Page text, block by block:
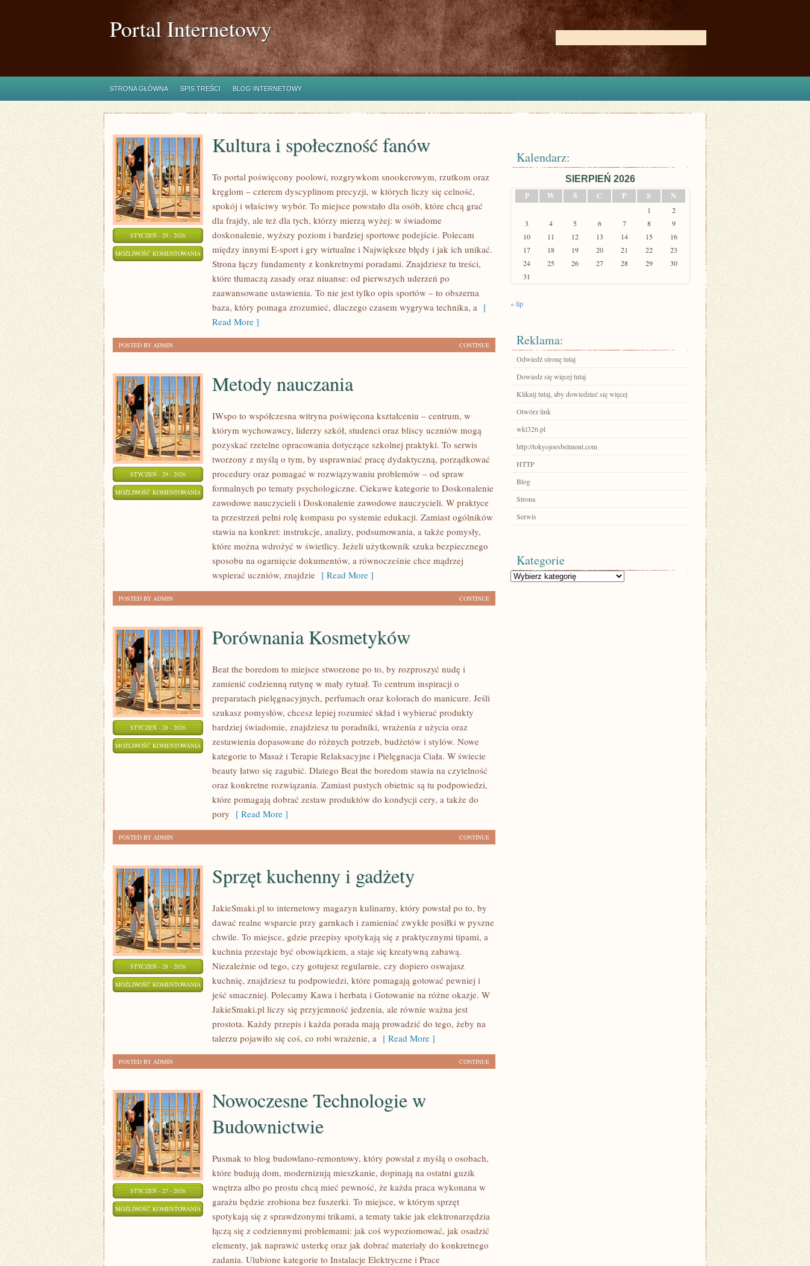
Portal Internetowy
STRONA GŁÓWNA SPIS TREŚCI BLOG INTERNETOWY
STYCZEŃ - 29 - 2026
MOŻLIWOŚĆ KOMENTOWANIA KULTURA
SPOŁECZNOŚĆ
FANÓW
Kultura i społeczność fanów
To portal poświęcony poolowi, rozgrywkom snookerowym, rzutkom oraz
kręglom – czterem dyscyplinom precyzji, w których liczy się celność,
spokój i właściwy wybór. To miejsce powstało dla osób, które chcą grać
dla frajdy, ale też dla tych, którzy mierzą wyżej: w świadome
doskonalenie, wyższy poziom i bardziej sportowe podejście. Polecam
między innymi E-sport i gry wirtualne i Największe błędy i jak ich unikać.
Strona łączy fundamenty z konkretnymi poradami. Znajdziesz tu treści,
które tłumaczą zasady oraz niuanse: od pierwszych uderzeń po
zaawansowane ustawienia. To nie jest tylko opis sportów – to obszerna
baza, który pomaga zrozumieć, dlaczego czasem wygrywa technika, a [
Read More ]
CONTINUE
POSTED BY ADMIN
STYCZEŃ - 29 - 2026
MOŻLIWOŚĆ KOMENTOWANIA METODY
NAUCZANIA
Metody nauczania
IWspo to współczesna witryna poświęcona kształceniu – centrum, w
którym wychowawcy, liderzy szkół, studenci oraz bliscy uczniów mogą
pozyskać rzetelne opracowania dotyczące szkolnej praktyki. To serwis
tworzony z myślą o tym, by usprawniać pracę dydaktyczną, porządkować
procedury oraz pomagać w rozwiązywaniu problemów – od spraw
formalnych po tematy psychologiczne. Ciekawe kategorie to Doskonalenie
zawodowe nauczycieli i Doskonalenie zawodowe nauczycieli. W praktyce
ta przestrzeń pełni rolę kompasu po systemie edukacji. Zamiast ogólników
stawia na konkret: instrukcje, analizy, podsumowania, a także pomysły,
które można wdrożyć w świetlicy. Jeżeli użytkownik szuka bezpiecznego
sposobu na ogarnięcie dokumentów, a równocześnie chce mądrzej
wspierać uczniów, znajdzie [ Read More ]
CONTINUE
POSTED BY ADMIN
STYCZEŃ - 28 - 2026
MOŻLIWOŚĆ KOMENTOWANIA PORÓWNANIA
KOSMETYKÓW
Porównania Kosmetyków
Beat the boredom to miejsce stworzone po to, by rozproszyć nudę i
zamienić codzienną rutynę w mały rytuał. To centrum inspiracji o
preparatach pielęgnacyjnych, perfumach oraz kolorach do manicure. Jeśli
szukasz pomysłów, chcesz lepiej rozumieć skład i wybierać produkty
bardziej świadomie, znajdziesz tu poradniki, wrażenia z użycia oraz
zestawienia dopasowane do różnych potrzeb, budżetów i stylów. Nowe
kategorie to Masaż i Terapie Relaksacyjne i Pielęgnacja Ciała. W świecie
beauty łatwo się zagubić. Dlatego Beat the boredom stawia na czytelność
oraz konkretne rozwiązania. Zamiast pustych obietnic są tu podpowiedzi,
które pomagają dobrać zestaw produktów do kondycji cery, a także do
pory [ Read More ]
CONTINUE
POSTED BY ADMIN
STYCZEŃ - 28 - 2026
MOŻLIWOŚĆ KOMENTOWANIA SPRZĘT
KUCHENNY
GADŻETY
Sprzęt kuchenny i gadżety
JakieSmaki.pl to internetowy magazyn kulinarny, który powstał po to, by
dawać realne wsparcie przy garnkach i zamieniać zwykłe posiłki w pyszne
chwile. To miejsce, gdzie przepisy spotykają się z praktycznymi tipami, a
kuchnia przestaje być obowiązkiem, a staje się kreatywną zabawą.
Niezależnie od tego, czy gotujesz regularnie, czy dopiero oswajasz
kuchnię, znajdziesz tu podpowiedzi, które pomagają gotować pewniej i
jeść smaczniej. Polecamy Kawa i herbata i Gotowanie na różne okazje. W
JakieSmaki.pl liczy się przyjemność jedzenia, ale równie ważna jest
prostota. Każdy przepis i każda porada mają prowadzić do tego, żeby na
talerzu pojawiło się coś, co robi wrażenie, a [ Read More ]
CONTINUE
POSTED BY ADMIN
STYCZEŃ - 27 - 2026
MOŻLIWOŚĆ KOMENTOWANIA NOWOCZESNE
TECHNOLOGIE
BUDOWNICTWIE
Nowoczesne Technologie w
Budownictwie
Pusmak to blog budowlano-remontowy, który powstał z myślą o osobach,
które budują dom, modernizują mieszkanie, dopinają na ostatni guzik
wnętrza albo po prostu chcą mieć pewność, że każda praca wykonana w
garażu będzie zrobiona bez fuszerki. To miejsce, w którym sprzęt
spotykają się z sprawdzonymi trikami, a tematy takie jak elektronarzędzia
łączą się z codziennymi problemami: jak coś wypoziomować, jak osadzić
elementy, jak naprawić usterkę oraz jak dobrać materiały do konkretnego
zadania. Ulubione kategorie to Instalacje Elektryczne i Prace
Kalendarz:
SIERPIEŃ 2026
P
W Ś C P S N
1
2
3
4 5 6 7 8
9
10
11 12 13 14 15
16
17
18 19 20 21 22
23
24
25 26 27 28 29
30
31
« lip
Reklama:
Odwiedź stronę tutaj
Dowiedz się więcej tutaj
Kliknij tutaj, aby dowiedzieć się więcej
Otwórz link
wkl326.pl
http://tokyojoesbelmont.com
HTTP
Blog
Strona
Serwis
Kategorie
Kategorie